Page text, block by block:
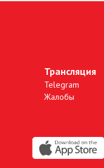
Трансляция
Telegram
Жалобы